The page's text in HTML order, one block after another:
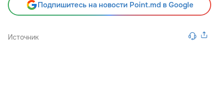
Подпишитесь на новости Point.md в Google
Источник